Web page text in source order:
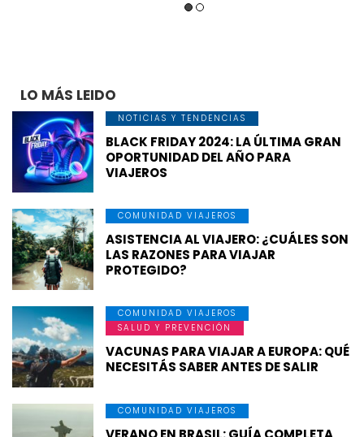
LO MÁS LEIDO
NOTICIAS Y TENDENCIAS
BLACK FRIDAY 2024: LA ÚLTIMA GRAN
OPORTUNIDAD DEL AÑO PARA
VIAJEROS
COMUNIDAD VIAJEROS
ASISTENCIA AL VIAJERO: ¿CUÁLES SON
LAS RAZONES PARA VIAJAR
PROTEGIDO?
COMUNIDAD VIAJEROS
SALUD Y PREVENCIÓN
VACUNAS PARA VIAJAR A EUROPA: QUÉ
NECESITÁS SABER ANTES DE SALIR
COMUNIDAD VIAJEROS